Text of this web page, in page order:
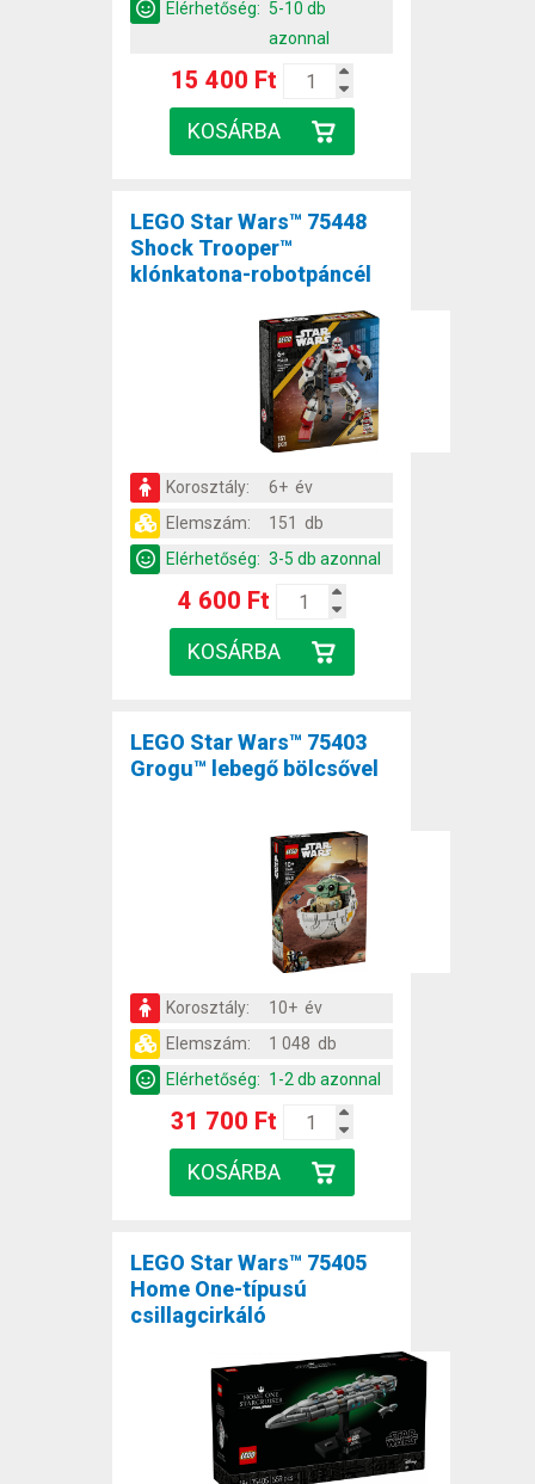
Elérhetőség: 5-10 db
azonnal
15 400 Ft
LEGO Star Wars™ 75448
Shock Trooper™
klónkatona-robotpáncél
Korosztály:
6+ év
Elemszám:
151 db
Elérhetőség: 3-5 db azonnal
4 600 Ft
LEGO Star Wars™ 75403
Grogu™ lebegő bölcsővel
Korosztály:
10+ év
Elemszám:
1 048 db
Elérhetőség: 1-2 db azonnal
31 700 Ft
LEGO Star Wars™ 75405
Home One-típusú
csillagcirkáló